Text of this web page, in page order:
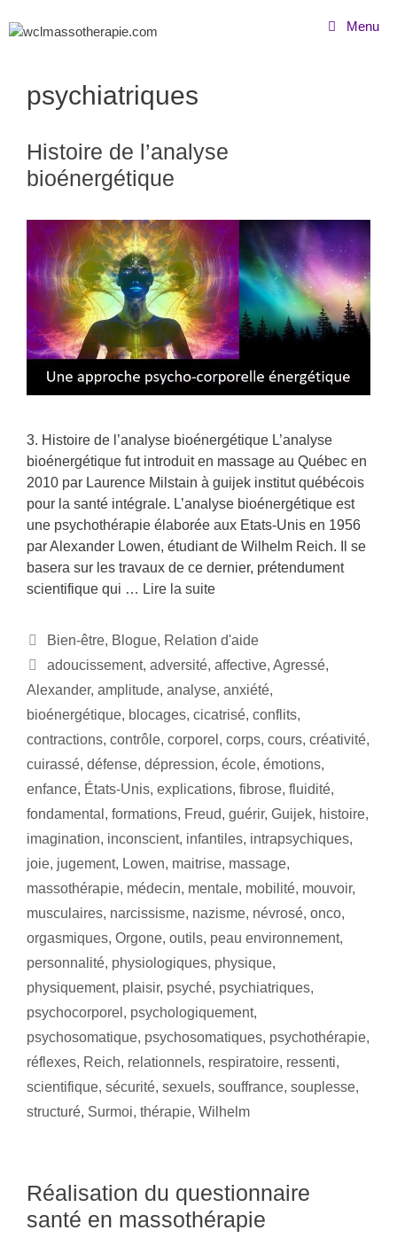
Menu
psychiatriques
Histoire de l’analyse
bioénergétique
3. Histoire de l’analyse bioénergétique L’analyse
bioénergétique fut introduit en massage au Québec en
2010 par Laurence Milstain à guijek institut québécois
pour la santé intégrale. L’analyse bioénergétique est
une psychothérapie élaborée aux Etats-Unis en 1956
par Alexander Lowen, étudiant de Wilhelm Reich. Il se
basera sur les travaux de ce dernier, prétendument
scientifique qui … Lire la suite
Bien-être, Blogue, Relation d'aide
adoucissement, adversité, affective, Agressé,
Alexander, amplitude, analyse, anxiété,
bioénergétique, blocages, cicatrisé, conflits,
contractions, contrôle, corporel , corps, cours, créativité,
cuirassé, défense, dépression, école, émotions,
enfance, États-Unis, explications, fibrose, fluidité,
fondamental , formations, Freud, guérir, Guijek, histoire,
imagination, inconscient, infantiles, intrapsychiques,
joie, jugement, Lowen, maitrise, massage,
massothérapie, médecin, mentale, mobilité, mouvoir,
musculaires, narcissisme, nazisme, névrosé, onco,
orgasmiques, Orgone, outils, peau environnement,
personnalité, physiologiques, physique,
physiquement, plaisir, psyché, psychiatriques,
psychocorporel , psychologiquement,
psychosomatique, psychosomatiques, psychothérapie,
réflexes, Reich, relationnels, respiratoire, ressenti,
scientifique, sécurité, sexuels, souffrance, souplesse,
structuré, Surmoi, thérapie, Wilhelm
Réalisation du questionnaire
santé en massothérapie